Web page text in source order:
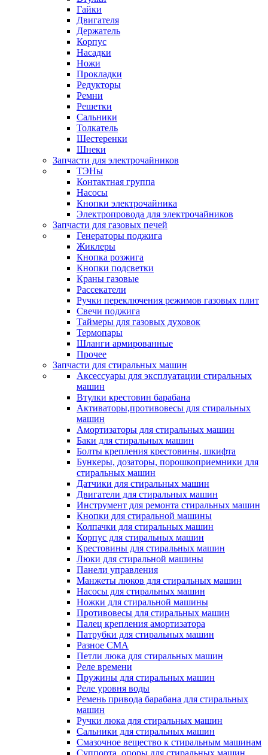
Гайки
Двигателя
Держатель
Корпус
Насадки
Ножи
Прокладки
Редукторы
Ремни
Решетки
Сальники
Толкатель
Шестеренки
Шнеки
Запчасти для электрочайников
ТЭНы
Контактная группа
Насосы
Кнопки электрочайника
Электропровода для электрочайников
Запчасти для газовых печей
Генераторы поджига
Жиклеры
Кнопка розжига
Кнопки подсветки
Краны газовые
Рассекатели
Ручки переключения режимов газовых плит
Свечи поджига
Таймеры для газовых духовок
Термопары
Шланги армированные
Прочее
Запчасти для стиральных машин
Аксессуары для эксплуатации стиральных
машин
Втулки крестовин барабана
Активаторы,противовесы для стиральных
машин
Амортизаторы для стиральных машин
Баки для стиральных машин
Болты крепления крестовины, шкифта
Бункеры, дозаторы, порошкоприемники для
стиральных машин
Датчики для стиральных машин
Двигатели для стиральных машин
Инструмент для ремонта стиральных машин
Кнопки для стиральной машины
Колпачки для стиральных машин
Корпус для стиральных машин
Крестовины для стиральных машин
Люки для стиральной машины
Панели управления
Манжеты люков для стиральных машин
Насосы для стиральных машин
Ножки для стиральной машины
Противовесы для стиральных машин
Палец крепления амортизатора
Патрубки для стиральных машин
Разное СМА
Петли люка для стиральных машин
Реле времени
Пружины для стиральных машин
Реле уровня воды
Ремень привода барабана для стиральных
машин
Ручки люка для стиральных машин
Сальники для стиральных машин
Смазочное вещество к стиральным машинам
Суппорта, опоры для стиральных машин